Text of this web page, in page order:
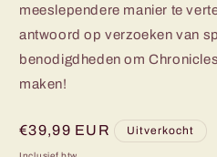
meeslependere manier te
antwoord op verzoeken van
benodigdheden om
maken!
Normale
prijs
€39,99 EUR Uitverkocht